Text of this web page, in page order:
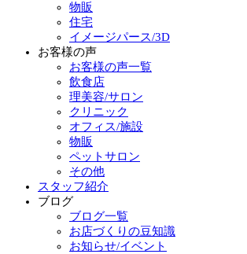
物販
住宅
イメージパース/3D
お客様の声
お客様の声一覧
飲食店
理美容/サロン
クリニック
オフィス/施設
物販
ペットサロン
その他
スタッフ紹介
ブログ
ブログ一覧
お店づくりの豆知識
お知らせ/イベント